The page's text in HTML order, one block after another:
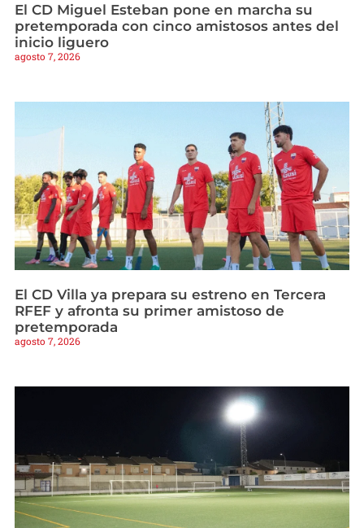
El CD Miguel Esteban pone en marcha su
pretemporada con cinco amistosos antes del
inicio liguero
agosto 7, 2026
El CD Villa ya prepara su estreno en Tercera
RFEF y afronta su primer amistoso de
pretemporada
agosto 7, 2026